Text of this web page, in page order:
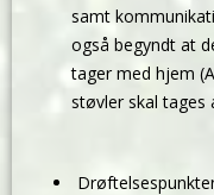
samt
også begyndt at
tager med hjem
støvler skal tages